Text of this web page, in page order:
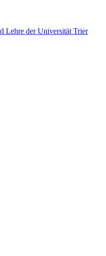
Lehre der Universität Trier